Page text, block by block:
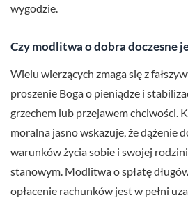
wygodzie.
Czy modlitwa o dobra doczesne
Wielu wierzących zmaga się z
proszenie Boga o pieniądze i
grzechem lub przejawem chciwości.
moralna jasno wskazuje, że dążenie
warunków życia sobie i swojej
stanowym. Modlitwa o spłatę
opłacenie rachunków jest w pełni